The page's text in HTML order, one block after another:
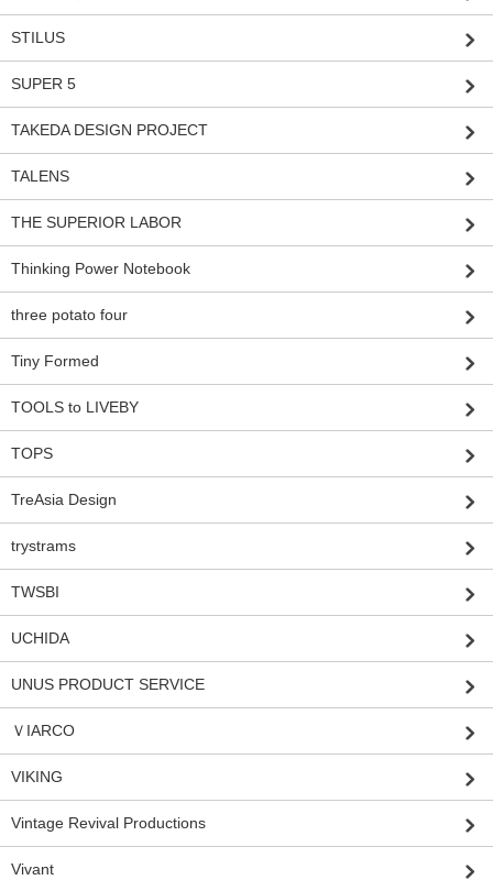
STILUS
SUPER 5
TAKEDA DESIGN PROJECT
TALENS
THE SUPERIOR LABOR
Thinking Power Notebook
three potato four
Tiny Formed
TOOLS to LIVEBY
TOPS
TreAsia Design
trystrams
TWSBI
UCHIDA
UNUS PRODUCT SERVICE
ＶIARCO
VIKING
Vintage Revival Productions
Vivant